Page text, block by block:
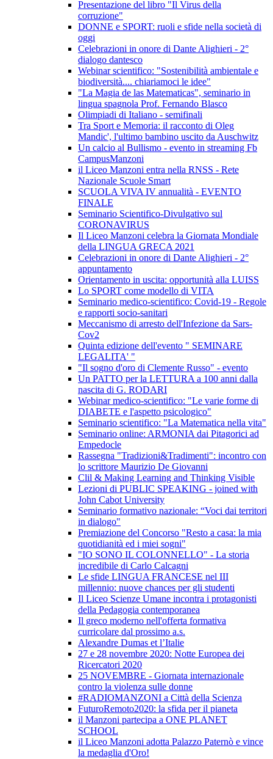
Presentazione del libro "Il Virus della
corruzione"
DONNE e SPORT: ruoli e sfide nella società di
oggi
Celebrazioni in onore di Dante Alighieri - 2°
dialogo dantesco
Webinar scientifico: "Sostenibilità ambientale e
biodiversità.... chiariamoci le idee"
"La Magia de las Matematicas", seminario in
lingua spagnola Prof. Fernando Blasco
Olimpiadi di Italiano - semifinali
Tra Sport e Memoria: il racconto di Oleg
Mandic', l'ultimo bambino uscito da Auschwitz
Un calcio al Bullismo - evento in streaming Fb
CampusManzoni
il Liceo Manzoni entra nella RNSS - Rete
Nazionale Scuole Smart
SCUOLA VIVA IV annualità - EVENTO
FINALE
Seminario Scientifico-Divulgativo sul
CORONAVIRUS
Il Liceo Manzoni celebra la Giornata Mondiale
della LINGUA GRECA 2021
Celebrazioni in onore di Dante Alighieri - 2°
appuntamento
Orientamento in uscita: opportunità alla LUISS
Lo SPORT come modello di VITA
Seminario medico-scientifico: Covid-19 - Regole
e rapporti socio-sanitari
Meccanismo di arresto dell'Infezione da Sars-
Cov2
Quinta edizione dell'evento " SEMINARE
LEGALITA' "
"Il sogno d'oro di Clemente Russo" - evento
Un PATTO per la LETTURA a 100 anni dalla
nascita di G. RODARI
Webinar medico-scientifico: "Le varie forme di
DIABETE e l'aspetto psicologico"
Seminario scientifico: "La Matematica nella vita"
Seminario online: ARMONIA dai Pitagorici ad
Empedocle
Rassegna "Tradizioni&Tradimenti": incontro con
lo scrittore Maurizio De Giovanni
Clil & Making Learning and Thinking Visible
Lezioni di PUBLIC SPEAKING - joined with
John Cabot University
Seminario formativo nazionale: “Voci dai territori
in dialogo"
Premiazione del Concorso "Resto a casa: la mia
quotidianità ed i miei sogni"
"IO SONO IL COLONNELLO" - La storia
incredibile di Carlo Calcagni
Le sfide LINGUA FRANCESE nel III
millennio: nuove chances per gli studenti
Il Liceo Scienze Umane incontra i protagonisti
della Pedagogia contemporanea
Il greco moderno nell'offerta formativa
curricolare dal prossimo a.s.
Alexandre Dumas et l’Italie
27 e 28 novembre 2020: Notte Europea dei
Ricercatori 2020
25 NOVEMBRE - Giornata internazionale
contro la violenza sulle donne
#RADIOMANZONI a Città della Scienza
FuturoRemoto2020: la sfida per il pianeta
il Manzoni partecipa a ONE PLANET
SCHOOL
il Liceo Manzoni adotta Palazzo Paternò e vince
la medaglia d'Oro!